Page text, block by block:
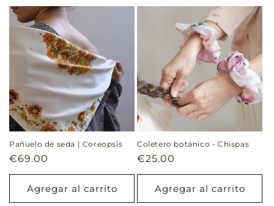
Pañuelo de seda | Coreopsis
Precio
habitual
€69.00
Agregar al carrito
Coletero botánico - Chispas
Precio
habitual
€25.00
Agregar al carrito